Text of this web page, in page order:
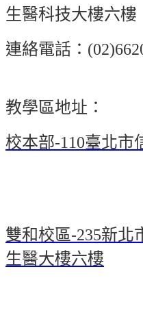
生醫科技大樓六樓
連絡電話：
教學區地址：
校本部-110臺北市
雙和校區-235新北
生醫大樓六樓